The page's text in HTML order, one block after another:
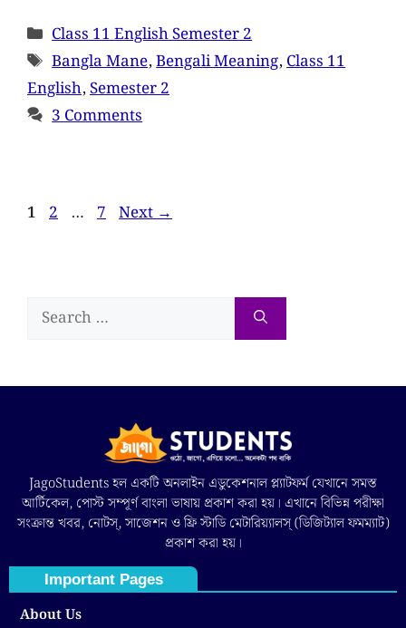
Class 11 English Semester 2
Bangla Mane,Bengali Meaning,Class 11
English,Semester 2
3 Comments
1 2 … 7 Next→
JagoStudents হল একটি অনলাইন এডুকেশনাল প্ল্যাটফর্ম যেখানে সমস্ত
আর্টিকেল, পোস্ট সম্পূর্ণ বাংলা ভাষায় প্রকাশ করা হয়। এখানে বিভিন্ন পরীক্ষা
সংক্রান্ত খবর, নোটস্, সাজেশন ও ফ্রি স্টাডি মেটারিয়্যালস্ (ডিজিট্যাল ফমম্যাট)
প্রকাশ করা হয়।
Important Pages
About Us